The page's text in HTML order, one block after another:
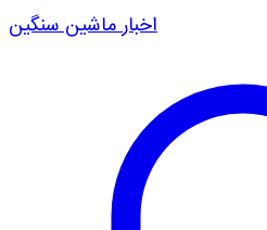
اخبار ماشین سنگین